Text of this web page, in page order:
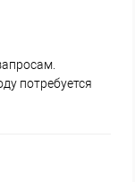
потребуется